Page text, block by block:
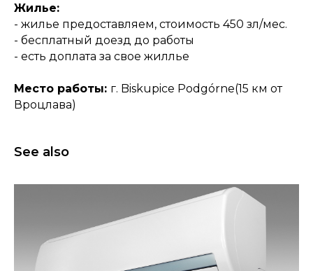
Жилье:
- жилье предоставляем, стоимость 450 зл/мес.
- бесплатный доезд до работы
- есть доплата за свое жиллье
Место работы: г. Biskupice Podgórne(15 км от
Вроцлава)
See also